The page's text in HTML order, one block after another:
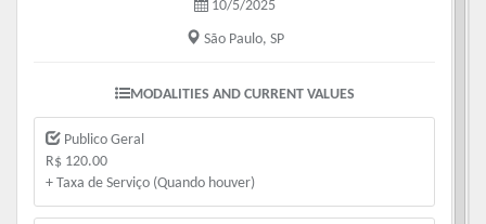
10/5/2025
São Paulo, SP
MODALITIES AND CURRENT VALUES
Publico Geral
R$ 120.00
+ Taxa de Serviço (Quando houver)